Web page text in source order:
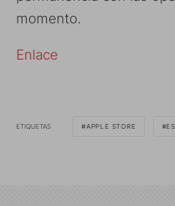
momento.
Enlace
ETIQUETAS APPLE STORE